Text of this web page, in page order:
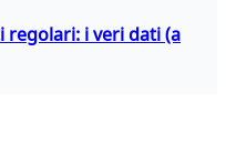
i veri dati (a